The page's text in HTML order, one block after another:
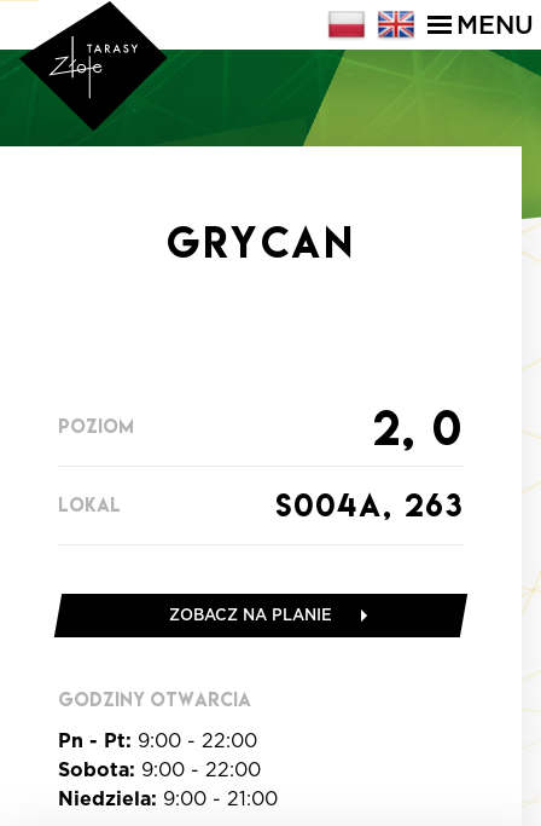
MENU
Grycan
POZIOM 2, 0
LOKAL s004a, 263
ZOBACZ NA PLANIE
GODZINY OTWARCIA
Pn - Pt: 9:00 - 22:00
Sobota: 9:00 - 22:00
Niedziela: 9:00 - 21:00